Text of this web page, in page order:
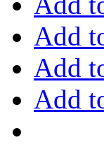
Add
Add
Add